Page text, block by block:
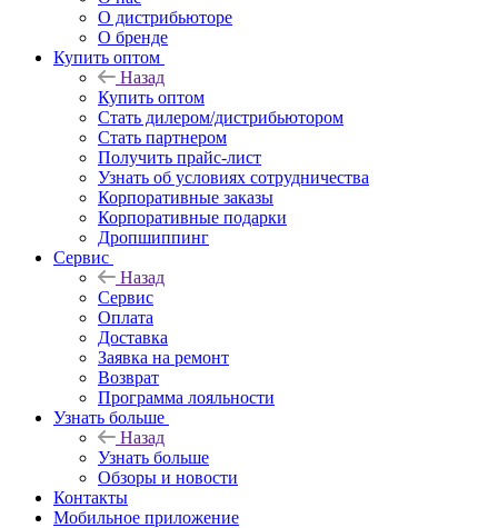
О дистрибьюторе
О бренде
Купить оптом
Назад
Купить оптом
Стать дилером/дистрибьютором
Стать партнером
Получить прайс-лист
Узнать об условиях сотрудничества
Корпоративные заказы
Корпоративные подарки
Дропшиппинг
Сервис
Назад
Сервис
Оплата
Доставка
Заявка на ремонт
Возврат
Программа лояльности
Узнать больше
Назад
Узнать больше
Обзоры и новости
Контакты
Мобильное приложение